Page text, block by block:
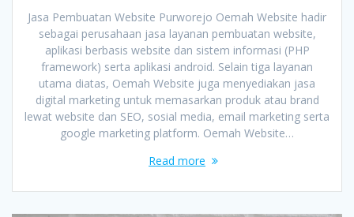
Jasa Pembuatan Website Purworejo Oemah Website hadir
sebagai perusahaan jasa layanan pembuatan website,
aplikasi berbasis website dan sistem informasi (PHP
framework) serta aplikasi android. Selain tiga layanan
utama diatas, Oemah Website juga menyediakan jasa
digital marketing untuk memasarkan produk atau brand
lewat website dan SEO, sosial media, email marketing serta
google marketing platform. Oemah Website…
Read more